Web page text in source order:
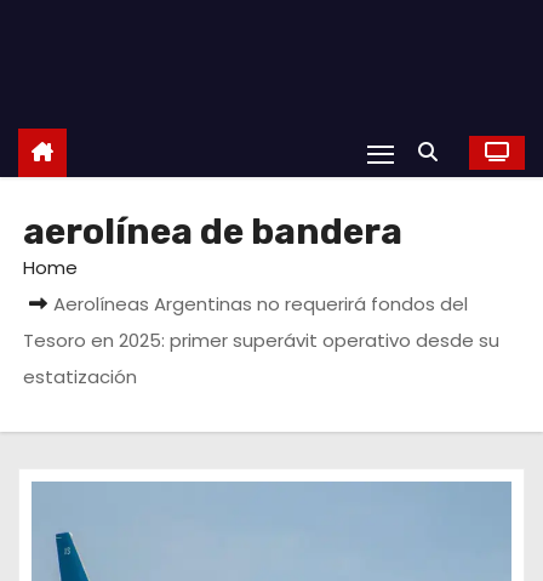
aerolínea de bandera
Home
Aerolíneas Argentinas no requerirá fondos del
Tesoro en 2025: primer superávit operativo desde su
estatización